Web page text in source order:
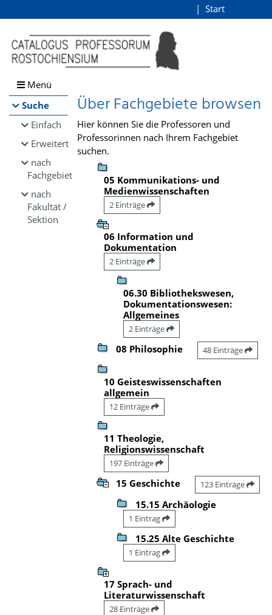
Browsen
direkt zum Inhalt
Start
Menü
Suche
Einfach
Erweitert
nach
Fachgebiet
nach
Fakultät /
Sektion
Über Fachgebiete browsen
Hier können Sie die Professoren und
Professorinnen nach Ihrem Fachgebiet
suchen.
05 Kommunikations- und
Medienwissenschaften
2 Einträge
06 Information und
Dokumentation
2 Einträge
06.30 Bibliothekswesen,
Dokumentationswesen:
Allgemeines
2 Einträge
08 Philosophie 48 Einträge
10 Geisteswissenschaften
allgemein
12 Einträge
11 Theologie,
Religionswissenschaft
197 Einträge
15 Geschichte 123 Einträge
15.15 Archäologie
1 Eintrag
15.25 Alte Geschichte
1 Eintrag
17 Sprach- und
Literaturwissenschaft
28 Einträge